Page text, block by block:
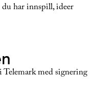
har innspill, ideer
med signering